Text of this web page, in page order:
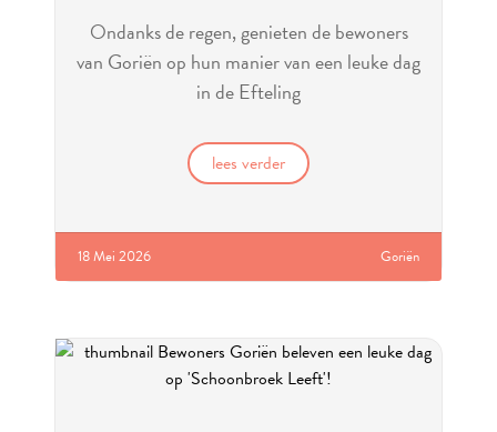
Ondanks de regen, genieten de bewoners
van Goriën op hun manier van een leuke dag
in de Efteling
lees verder
18 Mei 2026 Goriën